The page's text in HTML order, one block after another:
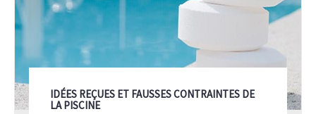
IDÉES REÇUES ET FAUSSES CONTRAINTES DE
LA PISCINE